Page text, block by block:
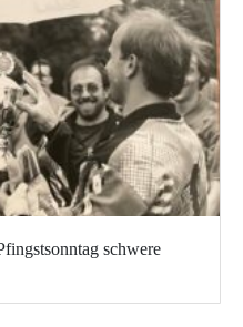
schwere